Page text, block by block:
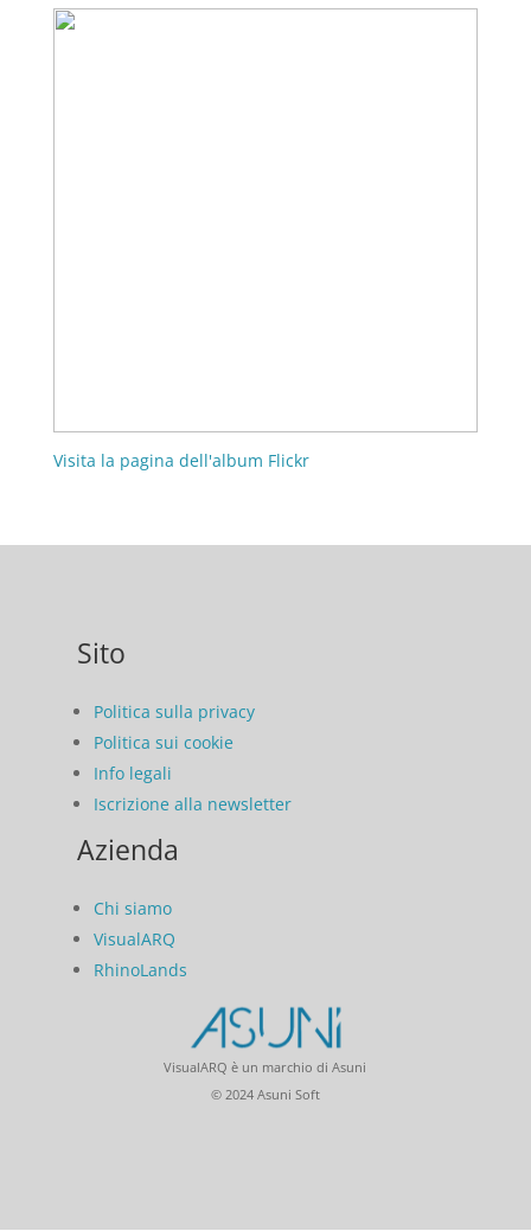
Visita la pagina dell'album Flickr
Sito
Politica sulla privacy
Politica sui cookie
Info legali
Iscrizione alla newsletter
Azienda
Chi siamo
VisualARQ
RhinoLands
VisualARQ è un marchio di Asuni
© 2024 Asuni Soft